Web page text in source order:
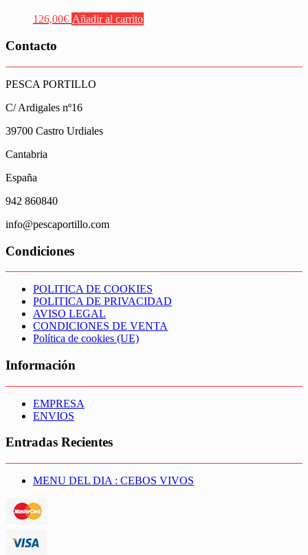
126,00€ Añadir al carrito
Contacto
PESCA PORTILLO
C/ Ardigales nº16
39700 Castro Urdiales
Cantabria
España
942 860840
info@pescaportillo.com
Condiciones
POLITICA DE COOKIES
POLITICA DE PRIVACIDAD
AVISO LEGAL
CONDICIONES DE VENTA
Política de cookies (UE)
Información
EMPRESA
ENVIOS
Entradas Recientes
MENU DEL DIA : CEBOS VIVOS